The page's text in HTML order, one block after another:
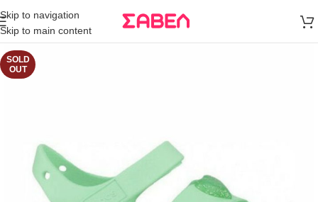
Skip to navigation
Skip to main content
άνω των 80€
Παραγγελία
SOLD
OUT